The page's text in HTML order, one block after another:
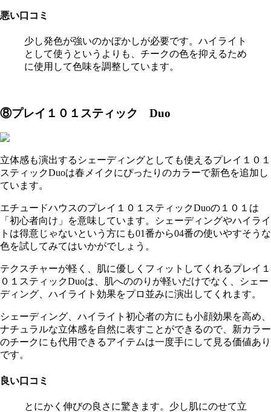
悪い口コミ
少し発色が強いのかぼかしが必要です。ハイライト
として使うというよりも、チークの色を抑えるため
に使用して色味を調整しています。
⑧プレイ１０１スティック Duo
立体感も演出するシェーディングとしても使えるプレイ１０１
スティックDuoは春メイクにぴったりのカラーで新色を追加し
ています。
エチュードハウスのプレイ１０１スティックDuoの１０１は
「初心者向け」を意味しています。シェーディングやハイライ
トは得意じゃないという方にも01番から04番の使いやすそうな
色を試してみてはいかがでしょう。
テクスチャーが軽く、肌に優しくフィットしてくれるプレイ１
０１スティックDuoは、肌へののりが軽いだけでなく、シェー
ディング、ハイライト効果をプロ並みに演出してくれます。
シェーディング、ハイライト初心者の方にも小顔効果を高め、
ナチュラルな立体感を自然に表すことができるので、新カラー
のチークにも代用できるアイテムは一度手にして見る価値あり
です。
良い口コミ
とにかく伸びの良さに驚きます。少し肌にのせて立